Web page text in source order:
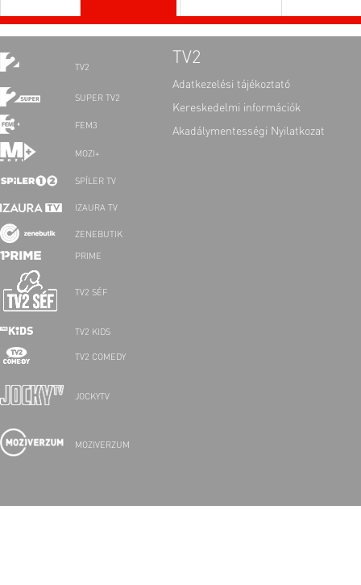
TV2
SUPER TV2
FEM3
MOZI+
SPÍLER TV
IZAURA TV
ZENEBUTIK
PRIME
TV2 SÉF
TV2 KIDS
TV2 COMEDY
JOCKYTV
MOZIVERZUM
TV2
Adatkezelési tájékoztató
Kereskedelmi információk
Akadálymentességi Nyilatkozat